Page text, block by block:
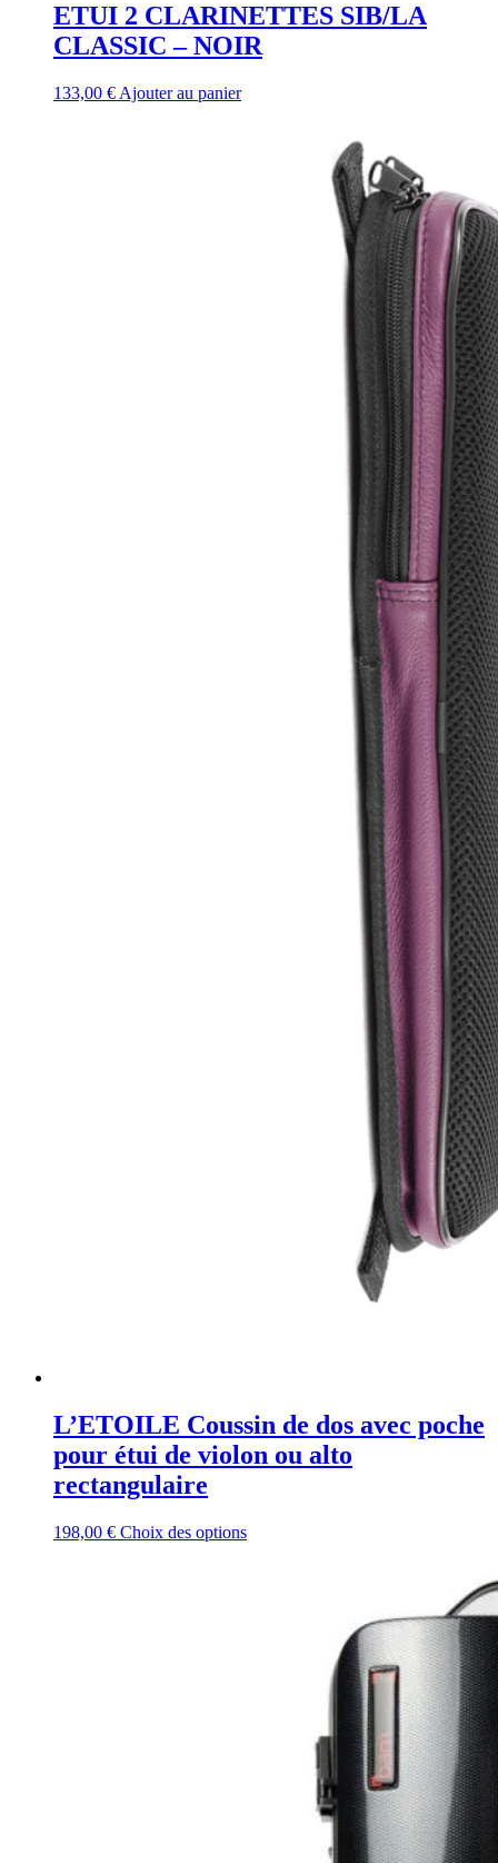
ETUI 2 CLARINETTES SIB/LA
CLASSIC – NOIR
133,00 € Ajouter au panier
L’ETOILE Coussin de dos avec poche
pour étui de violon ou alto
rectangulaire
198,00 € Choix des optionsCe